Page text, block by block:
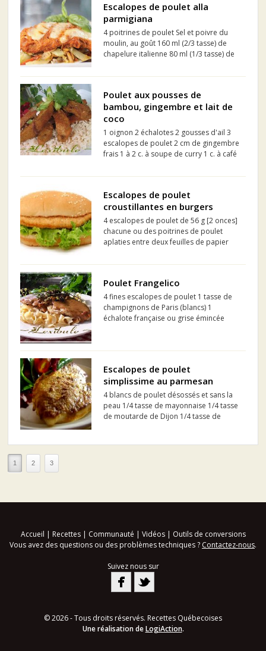
table de piments ...
Escalopes de poulet alla
parmigiana
4 poitrines de poulet Sel et poivre du
moulin, au goût 160 ml (2/3 tasse) de
chapelure italienne 80 ml (1/3 tasse) de
c. à soupe) d'huile d'olive 250 ml (1
en...
Poulet aux pousses de
bambou, gingembre et lait de
coco
1 oignon 2 échalotes 2 gousses d'ail 3
escalopes de poulet 2 cm de gingembre
frais 1 à 2 c. à soupe de curry 1 c. à café
oelek) 1 petite boîte de pousses de
cl de la...
Escalopes de poulet
croustillantes en burgers
4 escalopes de poulet de 56 g [2 onces]
chacune ou des poitrines de poulet
aplaties entre deux feuilles de papier
Poulet Frangelico
4 fines escalopes de poulet 1 tasse de
champignons de Paris (blancs) 1
échalote française ou grise émincée
de fond de veau ½ tasse de crème à
Escalopes de poulet
simplissime au parmesan
4 blancs de poulet désossés et sans la
peau 1/4 tasse de mayonnaise 1/4 tasse
de moutarde de Dijon 1/4 tasse de
1 2 3
Accueil | Recettes| Communauté | Vidéos| Outils de conversions
Vous avez des questions ou des problèmes techniques ? Contactez-nous.
Suivez nous sur
© 2026 - Tous droits réservés. Recettes Québecoises
Une réalisation deLogiAction.